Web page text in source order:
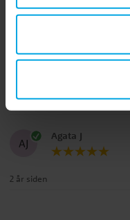
Ann-sofi F
2 år siden
AJ
Agata J
2 år siden